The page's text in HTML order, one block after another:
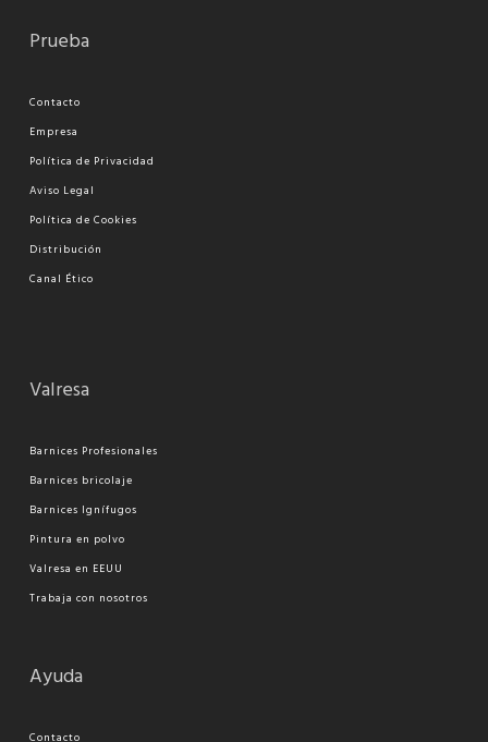
Prueba
Contacto
Empresa
Política de Privacidad
Aviso Legal
Política de Cookies
Distribución
Canal Ético
Valresa
Barnices Profesionales
Barnices bricolaje
Barnices Ignífugos
Pintura en polvo
Valresa en EEUU
Trabaja con nosotros
Ayuda
Contacto